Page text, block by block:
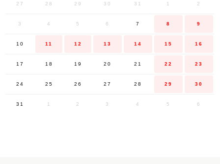
27 28 29 30 31 1 2
3 4 5 6 7 8 9
10 11 12 13 14 15 16
17 18 19 20 21 22 23
24 25 26 27 28 29 30
31 1 2 3 4 5 6